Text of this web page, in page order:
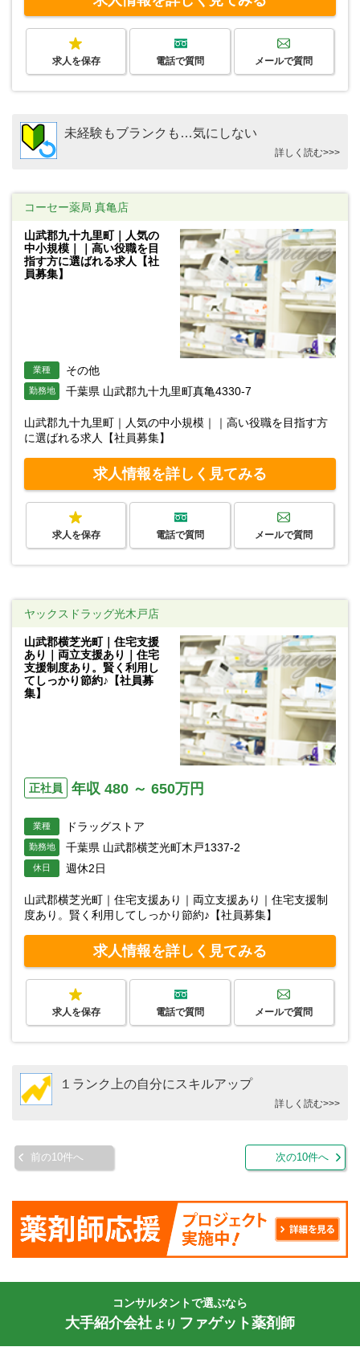
求人を保存 電話で質問 メールで質問
未経験もブランクも…気にしない
詳しく読む>>>
コーセー薬局 真亀店
山武郡九十九里町｜人気の
中小規模｜｜高い役職を目
指す方に選ばれる求人【社
員募集】
業種 その他
勤務地 千葉県 山武郡九十九里町真亀4330-7
山武郡九十九里町｜人気の中小規模｜｜高い役職を目指す方
に選ばれる求人【社員募集】
求人情報を詳しく見てみる
求人を保存 電話で質問 メールで質問
ヤックスドラッグ光木戸店
山武郡横芝光町｜住宅支援
あり｜両立支援あり｜住宅
支援制度あり。賢く利用し
てしっかり節約♪【社員募
集】
正社員 年収 480 ～ 650万円
業種 ドラッグストア
勤務地 千葉県 山武郡横芝光町木戸1337-2
休日 週休2日
山武郡横芝光町｜住宅支援あり｜両立支援あり｜住宅支援制
度あり。賢く利用してしっかり節約♪【社員募集】
求人情報を詳しく見てみる
求人を保存 電話で質問 メールで質問
１ランク上の自分にスキルアップ
詳しく読む>>>
前の10件へ 次の10件へ
コンサルタントで選ぶなら
大手紹介会社 より ファゲット薬剤師